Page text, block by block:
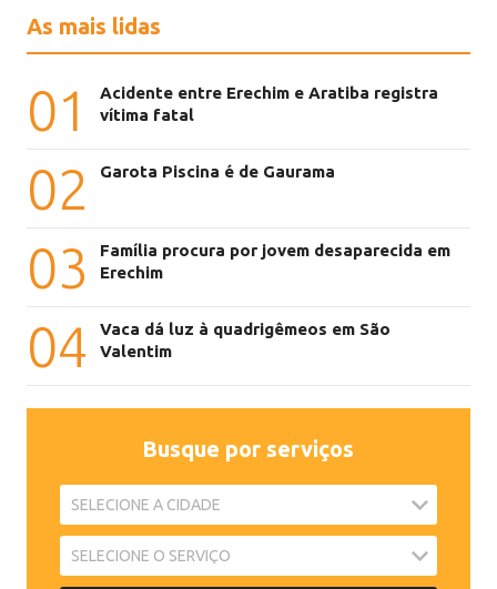
As mais lidas
01
Acidente entre Erechim e Aratiba registra
vítima fatal
02 Garota Piscina é de Gaurama
03
Família procura por jovem desaparecida em
Erechim
04
Vaca dá luz à quadrigêmeos em São
Valentim
Busque por serviços